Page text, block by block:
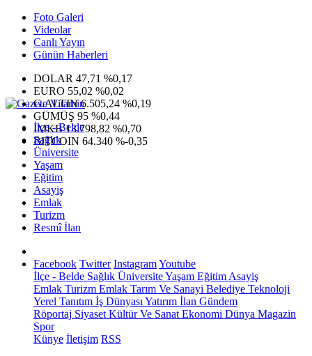
Foto Galeri
Videolar
Canlı Yayın
Günün Haberleri
DOLAR 47,71 %0,17
EURO 55,02 %0,02
G.ALTIN6.505,24 %0,19
GÜMÜŞ 95 %0,44
IMKB13.798,82 %0,70
BITCOIN 64.340 %-0,35
İlçe - Belde
Sağlık
Üniversite
Yaşam
Eğitim
Asayiş
Emlak
Turizm
Resmî İlan
Facebook Twitter InstagramYoutube
İlçe - Belde Sağlık ÜniversiteYaşam Eğitim Asayiş
Emlak Turizm Emlak Tarım Ve Sanayi Belediye Teknoloji
Yerel Tanıtım İş Dünyası Yatırım İlan Gündem
Röportaj Siyaset Kültür Ve Sanat Ekonomi Dünya Magazin
Spor
Künye İletişim RSS